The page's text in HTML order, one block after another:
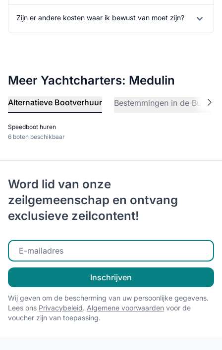
Zijn er andere kosten waar ik bewust van moet zijn?
Meer Yachtcharters: Medulin
Alternatieve Bootverhuur Bestemmingen in de Buurt
Speedboot huren
6 boten beschikbaar
Word lid van onze
zeilgemeenschap en ontvang
exclusieve zeilcontent!
Voer uw e-mailadres in
Inschrijven
Wij geven om de bescherming van uw persoonlijke gegevens.
Lees ons Privacybeleid. Algemene voorwaarden voor de
voucher zijn van toepassing.